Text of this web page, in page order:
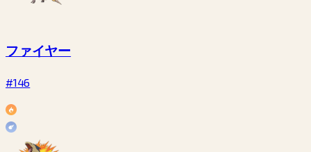
ファイヤー
#146